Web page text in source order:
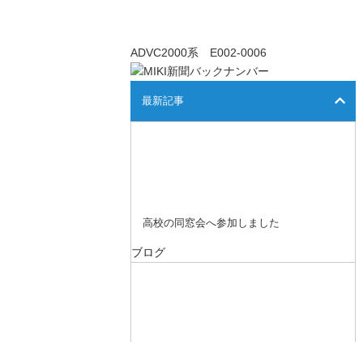
ADVC2000系 E002-0006
最新記事
高校の同窓会へ参加しました
ブログ